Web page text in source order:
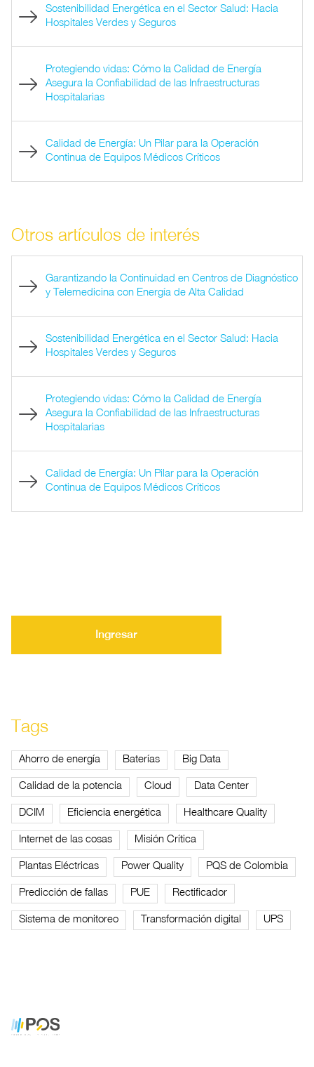
Sostenibilidad Energética en el Sector Salud: Hacia
Hospitales Verdes y Seguros
Protegiendo vidas: Cómo la Calidad de Energía
Asegura la Confiabilidad de las Infraestructuras
Hospitalarias
Calidad de Energía: Un Pilar para la Operación
Continua de Equipos Médicos Críticos
Otros artículos de interés
Garantizando la Continuidad en Centros de Diagnóstico
y Telemedicina con Energía de Alta Calidad
Sostenibilidad Energética en el Sector Salud: Hacia
Hospitales Verdes y Seguros
Protegiendo vidas: Cómo la Calidad de Energía
Asegura la Confiabilidad de las Infraestructuras
Hospitalarias
Calidad de Energía: Un Pilar para la Operación
Continua de Equipos Médicos Críticos
Ingresar
Tags
Ahorro de energía Baterías Big Data
Calidad de la potencia Cloud Data Center
DCIM Eficiencia energética Healthcare Quality
Internet de las cosas Misión Crítica
Plantas Eléctricas Power Quality PQS de Colombia
Predicción de fallas PUE Rectificador
Sistema de monitoreo Transformación digital UPS